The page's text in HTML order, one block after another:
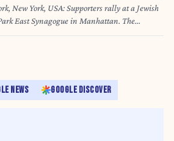
New York, USA: Supporters rally at a Jewish
East Synagogue in Manhattan. The
pro Palestinian rally last month, that drew
the cityâ€™s Jewish community for
(Credit Image: © Yoav Ginsburg/ZUMA Press
NEWS GOOGLE DISCOVER